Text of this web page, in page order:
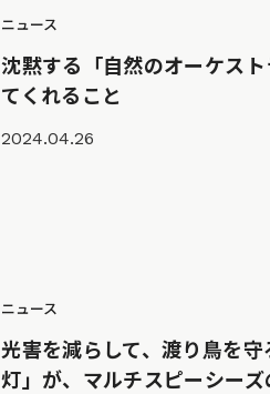
ニュース
沈黙する「自然のオーケス
てくれること
2024.04.26
ニュース
光害を減らして、渡り鳥を
灯」が、マルチスピーシーズ